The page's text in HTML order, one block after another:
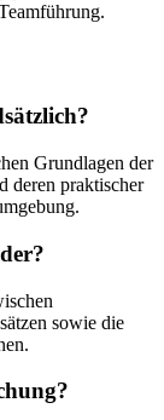
Grundlagen der
deren praktischer
sowie die